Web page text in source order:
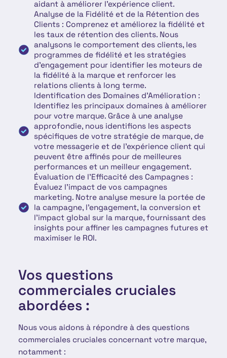
aidant à améliorer l'expérience client.
Analyse de la Fidélité et de la Rétention des
Clients : Comprenez et améliorez la fidélité et
les taux de rétention des clients. Nous
analysons le comportement des clients, les
programmes de fidélité et les stratégies
d'engagement pour identifier les moteurs de
la fidélité à la marque et renforcer les
relations clients à long terme.
Identification des Domaines d'Amélioration :
Identifiez les principaux domaines à améliorer
pour votre marque. Grâce à une analyse
approfondie, nous identifions les aspects
spécifiques de votre stratégie de marque, de
votre messagerie et de l'expérience client qui
peuvent être affinés pour de meilleures
performances et un meilleur engagement.
Évaluation de l'Efficacité des Campagnes :
Évaluez l'impact de vos campagnes
marketing. Notre analyse mesure la portée de
la campagne, l'engagement, la conversion et
l'impact global sur la marque, fournissant des
insights pour affiner les campagnes futures et
maximiser le ROI.
Vos questions
commerciales cruciales
abordées :
Nous vous aidons à répondre à des questions
commerciales cruciales concernant votre marque,
notamment :